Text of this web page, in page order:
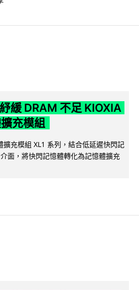
緩 DRAM 不足 KIOXIA
充模組
擴充模組 XL1 系列，結合低延遲快閃記
面，將快閃記憶體轉化為記憶體擴充